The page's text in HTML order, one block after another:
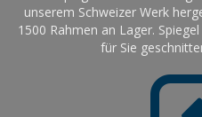
unserem Schweizer Werk
1500 Rahmen an Lager.
für Sie